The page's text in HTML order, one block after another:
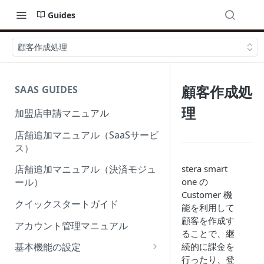
Guides
顧客作成処理
SAAS GUIDES
加盟店申請マニュアル
店舗追加マニュアル（SaaSサービ
ス）
店舗追加マニュアル（決済モジュ
ール）
クイックスタートガイド
アカウント管理マニュアル
基本機能の設定
顧客作成処
理
stera smart
one の
Customer 機
能を利用して
顧客を作成す
ることで、継
続的に課金を
行ったり、登